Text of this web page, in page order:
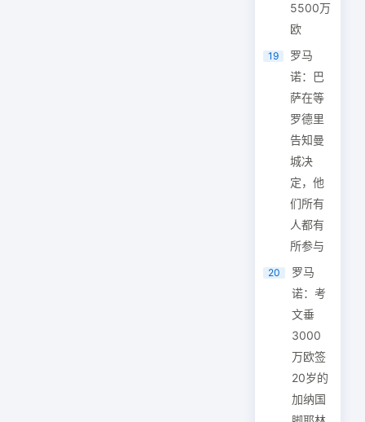
5500万
欧
19
罗马
诺：巴
萨在等
罗德里
告知曼
城决
定，他
们所有
人都有
所参与
20
罗马
诺：考
文垂
3000
万欧签
20岁的
加纳国